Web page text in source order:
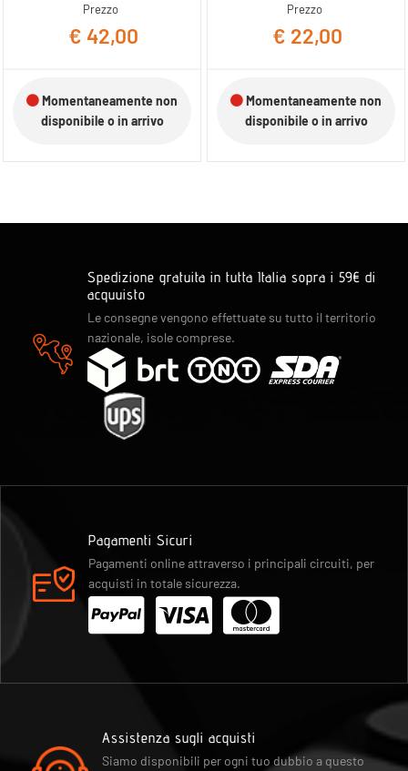
Prezzo
€ 42,00
Momentaneamente non
disponibile o in arrivo
Prezzo
€ 22,00
Momentaneamente non
disponibile o in arrivo
Spedizione gratuita in tutta Italia sopra i 59€ di
acquuisto
Le consegne vengono effettuate su tutto il territorio
nazionale, isole comprese.
Pagamenti Sicuri
Pagamenti online attraverso i principali circuiti, per
acquisti in totale sicurezza.
Assistenza sugli acquisti
Siamo disponibili per ogni tuo dubbio a questo